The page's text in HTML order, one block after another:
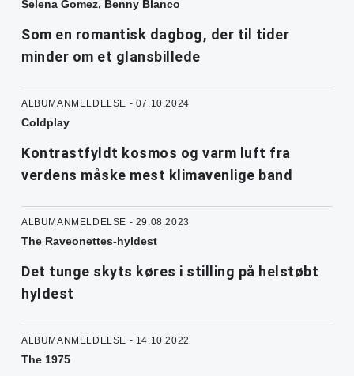
Selena Gomez, Benny Blanco
Som en romantisk dagbog, der til tider
minder om et glansbillede
ALBUMANMELDELSE - 07.10.2024
Coldplay
Kontrastfyldt kosmos og varm luft fra
verdens måske mest klimavenlige band
ALBUMANMELDELSE - 29.08.2023
The Raveonettes-hyldest
Det tunge skyts køres i stilling på helstøbt
hyldest
ALBUMANMELDELSE - 14.10.2022
The 1975